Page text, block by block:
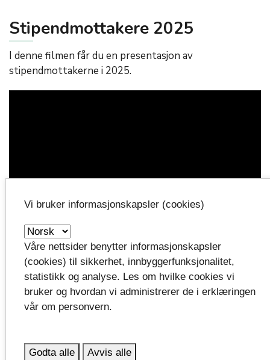
Stipendmottakere 2025
I denne filmen får du en presentasjon av
stipendmottakerne i 2025.
Vi bruker informasjonskapsler (cookies)
Våre nettsider benytter informasjonskapsler
(cookies) til sikkerhet, innbyggerfunksjonalitet,
statistikk og analyse. Les om hvilke cookies vi
bruker og hvordan vi administrerer de i erklæringen
vår om personvern.
Godta alle Avvis alle